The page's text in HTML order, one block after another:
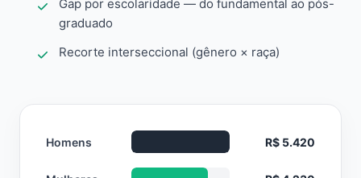
Gap por escolaridade — do fundamental ao pós-
graduado
Recorte interseccional (gênero × raça)
Homens R$ 5.420